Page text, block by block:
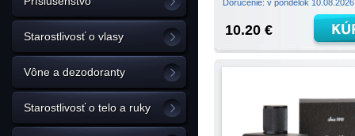
Starostlivosť o vlasy
Vône a dezodoranty
Starostlivosť o telo a ruky
Doručenie: v pondelok
10.20 €